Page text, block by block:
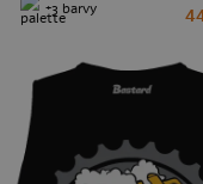
+3 barvy